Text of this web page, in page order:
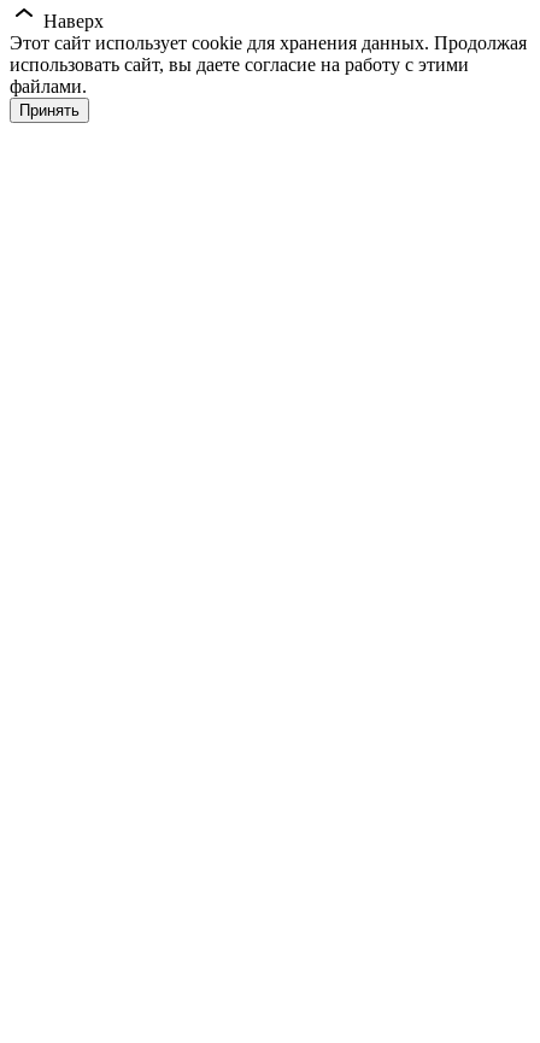
Наверх
Этот сайт использует cookie для хранения данных. Продолжая
использовать сайт, вы даете согласие на работу с этими
файлами.
Принять